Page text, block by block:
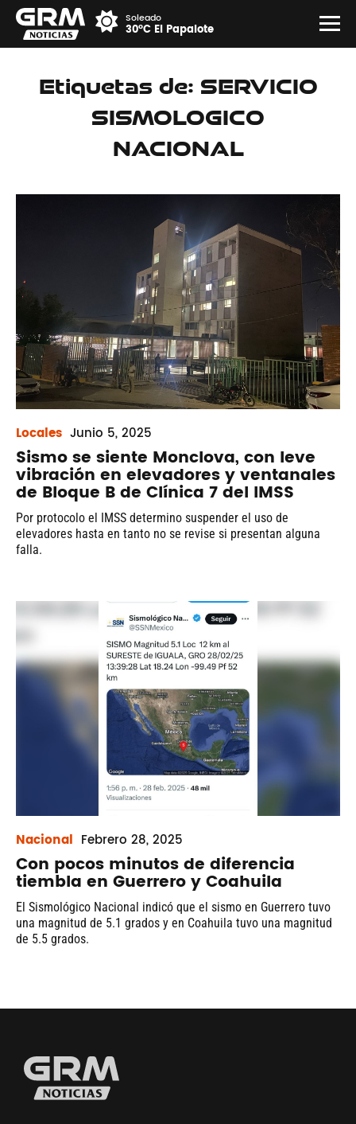
Soleado
30°C El Papalote
Etiquetas de: SERVICIO
SISMOLOGICO
NACIONAL
Locales Junio 5, 2025
Sismo se siente Monclova, con leve
vibración en elevadores y ventanales
de Bloque B de Clínica 7 del IMSS
Por protocolo el IMSS determino suspender el uso de
elevadores hasta en tanto no se revise si presentan alguna
falla.
Nacional Febrero 28, 2025
Con pocos minutos de diferencia
tiembla en Guerrero y Coahuila
El Sismológico Nacional indicó que el sismo en Guerrero tuvo
una magnitud de 5.1 grados y en Coahuila tuvo una magnitud
de 5.5 grados.